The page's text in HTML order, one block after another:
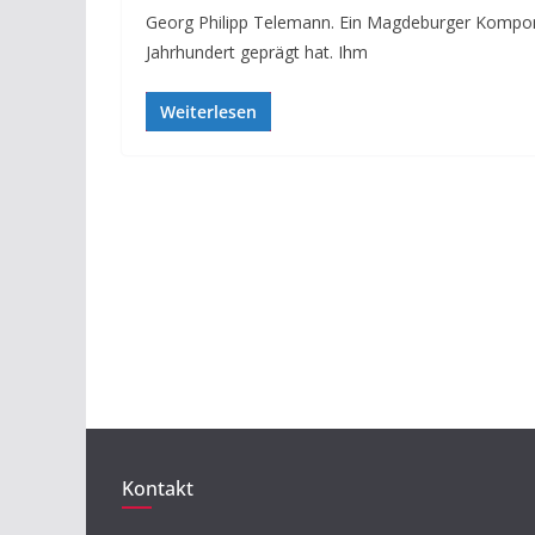
Georg Philipp Telemann. Ein Magdeburger
Jahrhundert geprägt hat. Ihm
Weiterlesen
Kontakt